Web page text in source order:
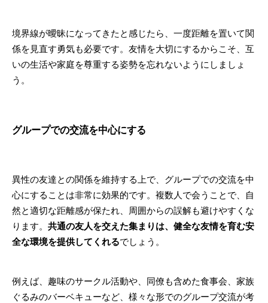
境界線が曖昧になってきたと感じたら、一度距離を置いて関
係を見直す勇気も必要です。友情を大切にするからこそ、互
いの生活や家庭を尊重する姿勢を忘れないようにしましょ
う。
グループでの交流を中心にする
異性の友達との関係を維持する上で、グループでの交流を中
心にすることは非常に効果的です。複数人で会うことで、自
然と適切な距離感が保たれ、周囲からの誤解も避けやすくな
ります。 共通の友人を交えた集まりは、健全な友情を育む安
全な環境を提供してくれるでしょう。
例えば、趣味のサークル活動や、同僚も含めた食事会、家族
ぐるみのバーベキューなど、様々な形でのグループ交流が考